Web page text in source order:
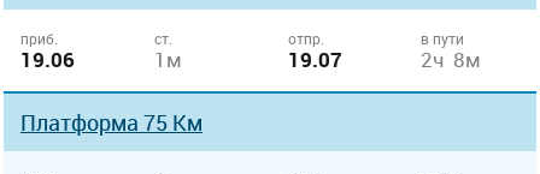
приб.
19.06
ст.
1м
отпр.
19.07
в пути
2ч 8м
Платформа 75 Км